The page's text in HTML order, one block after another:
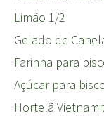
Limão 1/2
Gelado de
Farinha para
Açúcar para
Hortelã